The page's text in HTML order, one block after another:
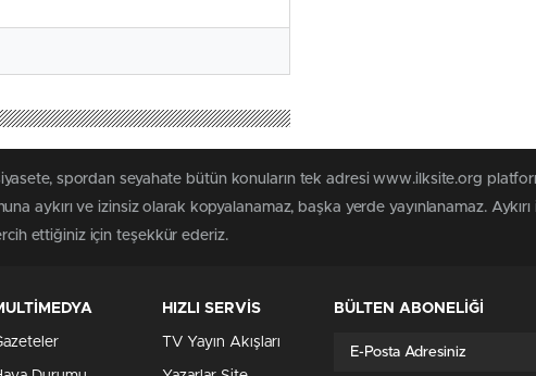
spordan seyahate bütün konuların tek adresi www.ilksite.org
aykırı ve izinsiz olarak kopyalanamaz, başka yerde yayınlanamaz.
ettiğiniz için teşekkür ederiz.
HIZLI SERVİS
TV Yayın Akışları
BÜLTEN ABONELİĞİ